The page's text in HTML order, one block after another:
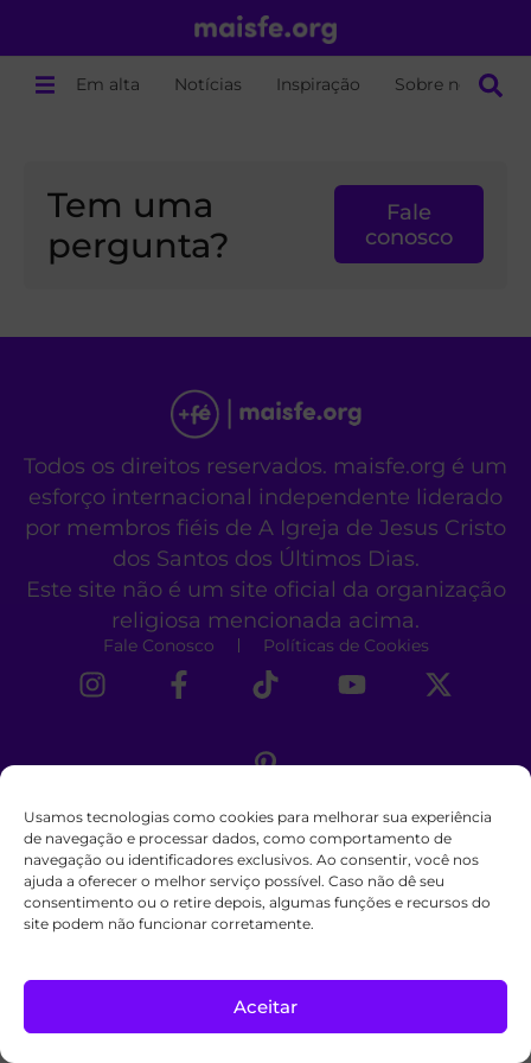
Usamos tecnologias como cookies para melhorar sua experiência
de navegação e processar dados, como comportamento de
navegação ou identificadores exclusivos. Ao consentir, você nos
ajuda a oferecer o melhor serviço possível. Caso não dê seu
consentimento ou o retire depois, algumas funções e recursos do
site podem não funcionar corretamente.
Aceitar
Em alta Notícias Inspiração Sobre nós
Tem uma
pergunta?
Fale
conosco
Todos os direitos reservados. maisfe.org é um
esforço internacional independente liderado
por membros fiéis de A Igreja de Jesus Cristo
dos Santos dos Últimos Dias.
Este site não é um site oficial da organização
religiosa mencionada acima.
Fale Conosco Políticas de Cookies